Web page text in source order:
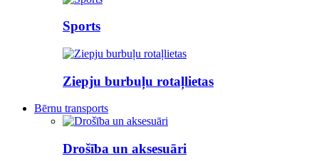
Sports
Ziepju burbuļu rotaļlietas
Bērnu transports
Drošība un aksesuāri